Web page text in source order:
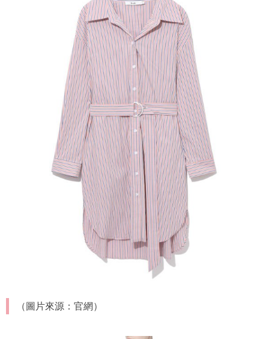
（圖片來源：官網）